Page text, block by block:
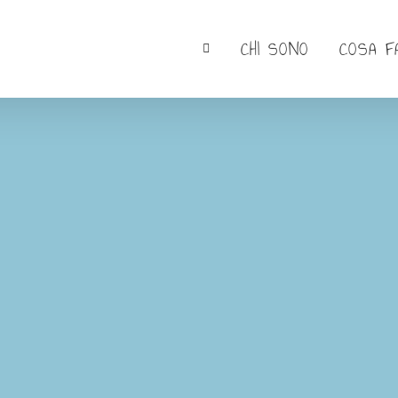
CHI SONO COSA